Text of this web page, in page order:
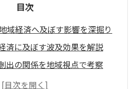
目次
域経済へ及ぼす影響を深掘り
済に及ぼす波及効果を解説
出の関係を地域視点で考察
林資源の有効活用と経済価値